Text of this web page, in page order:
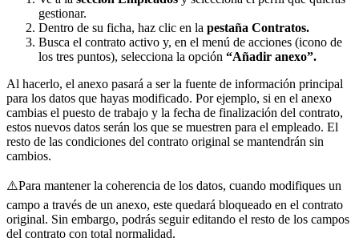
gestionar.
Dentro de su ficha, haz clic en la pestaña Contratos.
Busca el contrato activo y, en el menú de acciones (icono de
los tres puntos), selecciona la opción “Añadir anexo”.
Al hacerlo, el anexo pasará a ser la fuente de información principal
para los datos que hayas modificado. Por ejemplo, si en el anexo
cambias el puesto de trabajo y la fecha de finalización del contrato,
estos nuevos datos serán los que se muestren para el empleado. El
resto de las condiciones del contrato original se mantendrán sin
cambios.
⚠Para mantener la coherencia de los datos, cuando modifiques un
campo a través de un anexo, este quedará bloqueado en el contrato
original. Sin embargo, podrás seguir editando el resto de los campos
del contrato con total normalidad.